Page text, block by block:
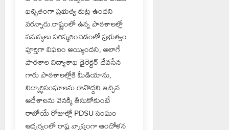
ఖచ్చితంగా ప్రభుత్వ కుట్ర ఉందని
వరన్నారు.రాష్ట్రంలో ఉన్న పాఠశాలల్లో
సమస్యలు పరిష్కరించడంలో ప్రభుత్వం
పూర్తిగా విఫలం అయ్యిందని, అలాగే
పాఠశాల విద్యాశాఖ డైరెక్టర్ దేవసేన
గారు పాఠశాలల్లోకి మీడియాను,
విద్యార్థిసంఘాలను రావొద్దని ఇచ్చిన
ఆదేశాలను వెనక్కి తీసుకోకుంటే
రాబోయే రోజుల్లో PDSU సంఘం
ఆధ్వర్యంలో రాష్ట్ర వ్యాప్తంగా ఆందోళన